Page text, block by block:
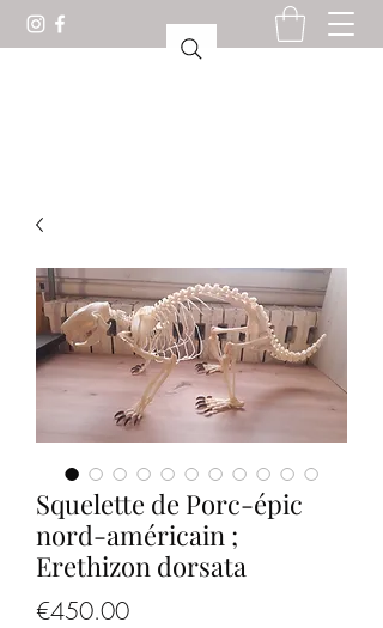
Squelette de Porc-épic
nord-américain ;
Erethizon dorsata
€450.00価